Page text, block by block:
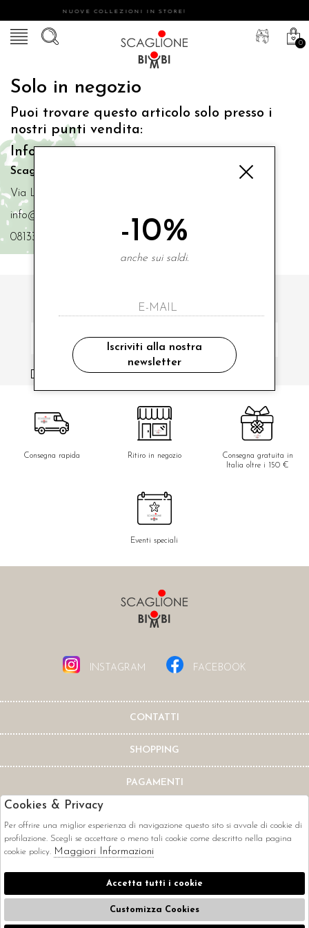
NUOVE COLLEZIONI IN STORE!
0
Solo in negozio
Puoi trovare questo articolo solo presso i
nostri punti vendita:
Info contatti
Scaglione Bimbi di Iacono Maria Angela
Via Luigi Mazzella,73 80077 Ischia
info@scaglionebimbi.com
0813331162
ISCRIVITI ALLA NOSTRA NEWSLETTER
ho letto ed accettato le condizioni sulla privacy.
Consegna rapida Ritiro in negozio
Consegna gratuita in
Italia oltre i 150 €
Eventi speciali
INSTAGRAM FACEBOOK
CONTATTI
SHOPPING
PAGAMENTI
CORRIERI
-10%
anche sui saldi.
Iscriviti alla nostra
newsletter
Cookies & Privacy
Per offrire una miglior esperienza di navigazione questo sito si avvale di cookie di
profilazione. Scegli se accettare o meno tali cookie come descritto nella pagina
cookie policy. Maggiori Informazioni
Accetta tutti i cookie
Customizza Cookies